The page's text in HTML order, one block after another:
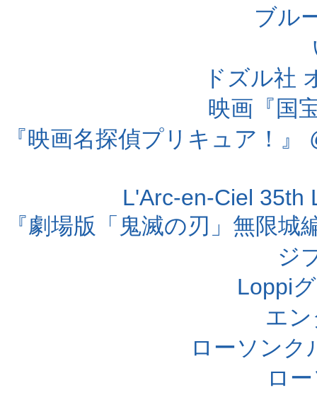
ブル
ドズル社
映画『国
『映画名探偵プリキュア！
L'Arc-en-Ciel 35th
『劇場版「鬼滅の刃」無限
ジ
Loppi
エ
ローソンク
ロ